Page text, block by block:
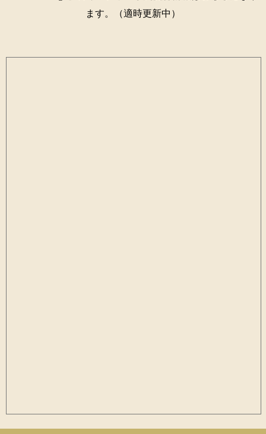
ます。（適時更新中）